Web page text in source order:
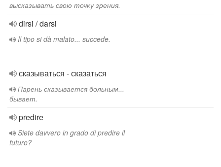
высказывать свою точку зрения.
dirsi / darsi
Il tipo si dà malato... succede.
сказываться - сказаться
Парень сказывается больным...
бывает.
predire
Siete davvero in grado di predire il
futuro?